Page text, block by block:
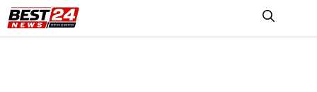
Skip
to